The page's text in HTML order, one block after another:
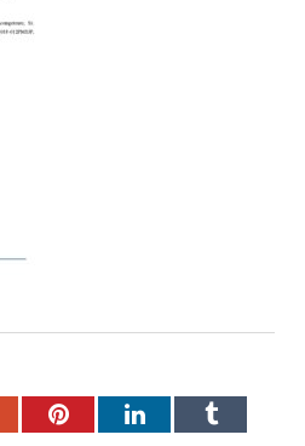
PinterestLinkedInTumblr